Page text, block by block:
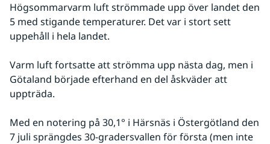
Högsommarvarm luft strömmade upp över landet den
5 med stigande temperaturer. Det var i stort sett
uppehåll i hela landet.
Varm luft fortsatte att strömma upp nästa dag, men i
Götaland började efterhand en del åskväder att
uppträda.
Med en notering på 30,1° i Härsnäs i Östergötland den
7 juli sprängdes 30-gradersvallen för första (men inte